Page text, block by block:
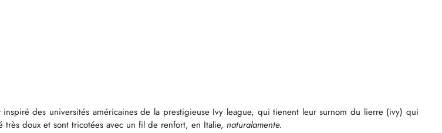
inspiré des universités américaines de la prestigieuse Ivy league, qui tienent leur surnom du lierre (ivy) qui
très doux et sont tricotées avec un fil de renfort, en Italie, naturalamente.